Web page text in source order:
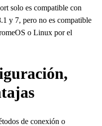
solo es compatible con
y 7, pero no es compatible
o Linux por el
de conexión o